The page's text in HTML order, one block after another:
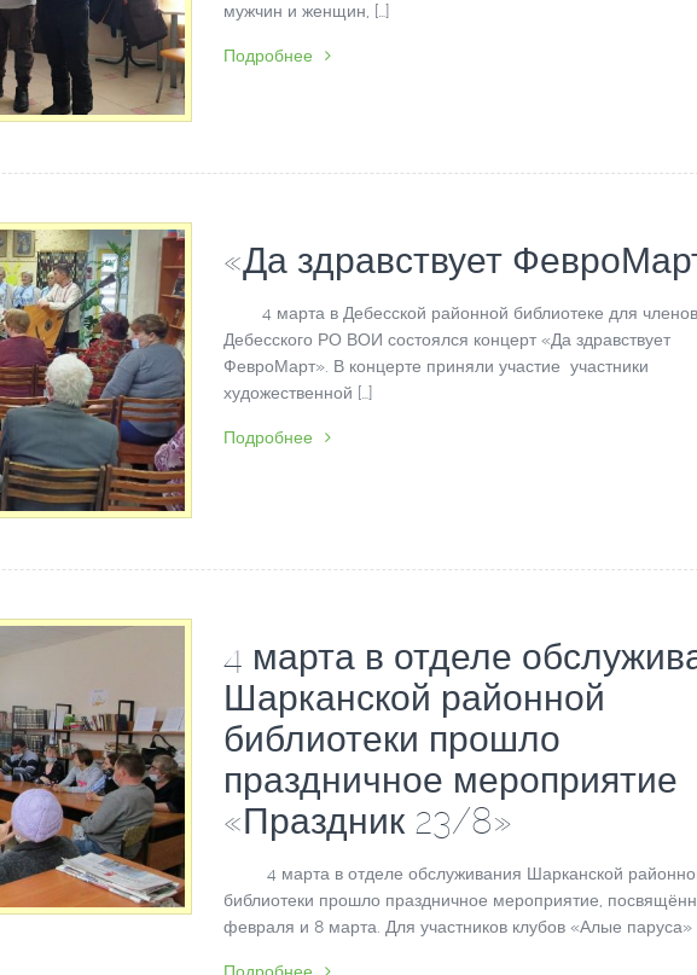
мужчин и женщин, […]
Подробнее
«Да здравствует
4 марта в Дебесской районной библиотеке для
Дебесского РО ВОИ состоялся концерт «Да здравствует
ФевроМарт». В концерте приняли участие участники
художественной […]
Подробнее
4 марта в отделе
Шарканской районной
библиотеки прошло
праздничное мероприятие
«Праздник 23/8»
4 марта в отделе обслуживания Шарканской
библиотеки прошло праздничное мероприятие,
февраля и 8 марта. Для участников клубов «Алые паруса»